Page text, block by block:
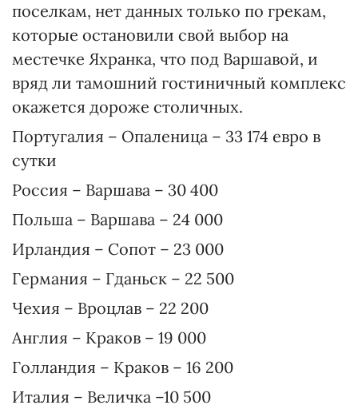
поселкам, нет данных только по грекам,
которые остановили свой выбор на
местечке Яхранка, что под Варшавой, и
вряд ли тамошний гостиничный комплекс
окажется дороже столичных.
Португалия – Опаленица – 33 174 евро в
сутки
Россия – Варшава – 30 400
Польша – Варшава – 24 000
Ирландия – Сопот – 23 000
Германия – Гданьск – 22 500
Чехия – Вроцлав – 22 200
Англия – Краков – 19 000
Голландия – Краков – 16 200
Италия – Величка –10 500